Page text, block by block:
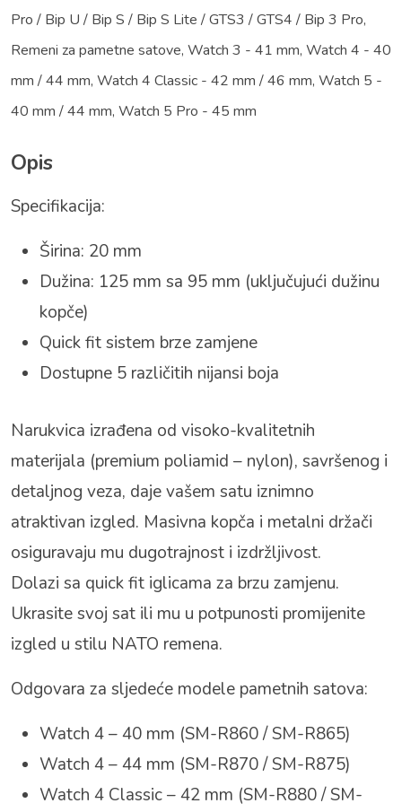
Pro / Bip U / Bip S / Bip S Lite / GTS3 / GTS4 / Bip 3 Pro,
Remeni za pametne satove, Watch 3 - 41 mm, Watch 4 - 40
mm / 44 mm, Watch 4 Classic - 42 mm / 46 mm, Watch 5 -
40 mm / 44 mm, Watch 5 Pro - 45 mm
Opis
Specifikacija:
Širina: 20 mm
Dužina: 125 mm sa 95 mm (uključujući dužinu
kopče)
Quick fit sistem brze zamjene
Dostupne 5 različitih nijansi boja
Narukvica izrađena od visoko-kvalitetnih
materijala (premium poliamid – nylon), savršenog i
detaljnog veza, daje vašem satu iznimno
atraktivan izgled. Masivna kopča i metalni držači
osiguravaju mu dugotrajnost i izdržljivost.
Dolazi sa quick fit iglicama za brzu zamjenu.
Ukrasite svoj sat ili mu u potpunosti promijenite
izgled u stilu NATO remena.
Odgovara za sljedeće modele pametnih satova:
Watch 4 – 40 mm (SM-R860 / SM-R865)
Watch 4 – 44 mm (SM-R870 / SM-R875)
Watch 4 Classic – 42 mm (SM-R880 / SM-